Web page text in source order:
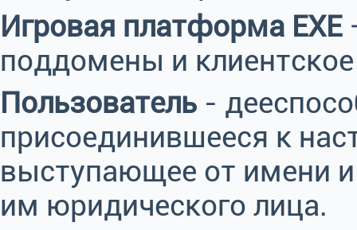
Игровая платформа EXE
поддомены и
Пользователь -
присоединившееся к
выступающее от имени и
им юридического лица.